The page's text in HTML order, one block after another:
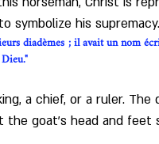
symbolize his supremacy.
diadèmes ; il avait un nom
a chief, or a ruler. The
goat's head and feet